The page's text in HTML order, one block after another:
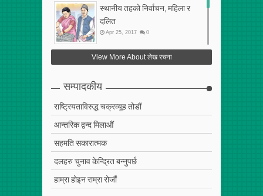
स्थानीय तहको निर्वाचन, महिला र
दलित
Apr 25 2017 0
फेरि अर्को गलत सहमति
View More About लेख रचना
सम्पादकीय
राष्ट्रियताविरुद्ध चक्रव्यूह तोडौं
आन्तरिक द्वन्द मिलाऔं
सहमति सकारात्मक
दलहरु चुनाव केन्द्रित बन्नुपर्छ
हाम्रा होइन राम्रा रोजौं